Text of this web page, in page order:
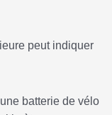
peut indiquer